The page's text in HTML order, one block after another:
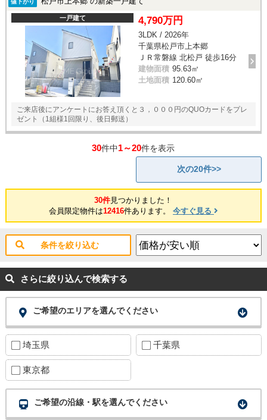
値下がり
一戸建て 4,790万円
3LDK / 2026年
千葉県松戸市上本郷
ＪＲ常磐線 北松戸 徒歩16分
建物面積 95.63㎡
土地面積 120.60㎡
ご来店後にアンケートにお答え頂くと３，０００円のQUOカードをプレ
ゼント（1組様1回限り、後日郵送）
30件中1～20件を表示
次の20件>>
30件見つかりました！
会員限定物件は12416件あります。 今すぐ見る
条件を絞り込む
さらに絞り込んで検索する
ご希望のエリアを選んでください
埼玉県 千葉県
東京都
ご希望の沿線・駅を選んでください